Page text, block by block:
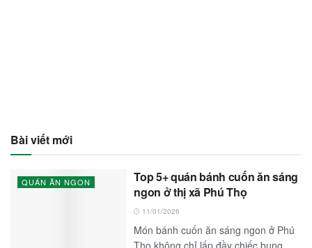
Bài viết mới
QUÁN ĂN NGON
Top 5+ quán bánh cuốn ăn sáng
ngon ở thị xã Phú Thọ
11/01/2026
Món bánh cuốn ăn sáng ngon ở Phú
Thọ không chỉ lấp đầy chiếc bụng